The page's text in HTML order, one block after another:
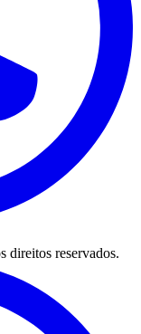
direitos reservados.